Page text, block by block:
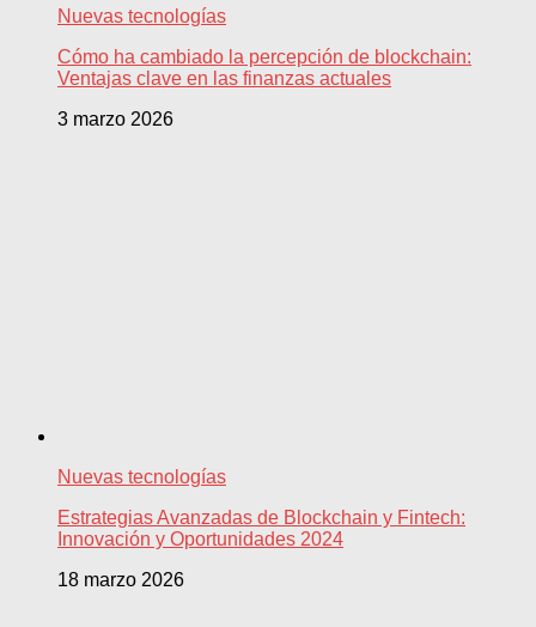
Nuevas tecnologías
Cómo ha cambiado la percepción de blockchain:
Ventajas clave en las finanzas actuales
3 marzo 2026
Nuevas tecnologías
Estrategias Avanzadas de Blockchain y Fintech:
Innovación y Oportunidades 2024
18 marzo 2026